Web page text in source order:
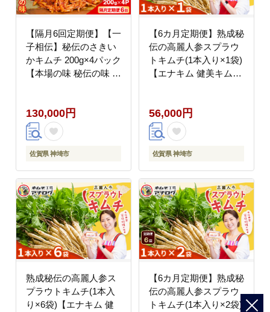
【隔月6回定期便】【一
子相伝】秘伝のさきい
かキムチ 200g×4パック
【本場の味 秘伝の味 焼
130,000円
佐賀県 神埼市
【6カ月定期便】熟成秘
伝の高麗人参スプラウ
トキムチ(1本入り×1袋)
【エナキム 健美キムチ
り 辛味控えめ 国産素
材】(H104184)
56,000円
佐賀県 神埼市
熟成秘伝の高麗人参ス
プラウトキムチ(1本入
り×6袋)【エナキム 健
【6カ月定期便】熟成秘
伝の高麗人参スプラウ
トキムチ(1本入り×2袋)